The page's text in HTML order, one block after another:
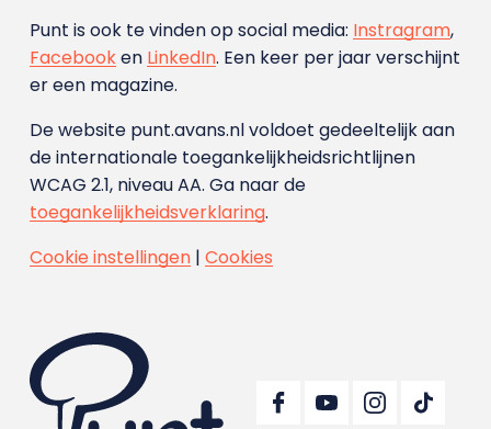
Punt is ook te vinden op social media: Instragram,
Facebooken LinkedIn. Een keer per jaar verschijnt
er een magazine.
De website punt.avans.nl voldoet gedeeltelijk aan
de internationale toegankelijkheidsrichtlijnen
WCAG 2.1, niveau AA. Ga naar de
toegankelijkheidsverklaring.
Cookie instellingen| Cookies